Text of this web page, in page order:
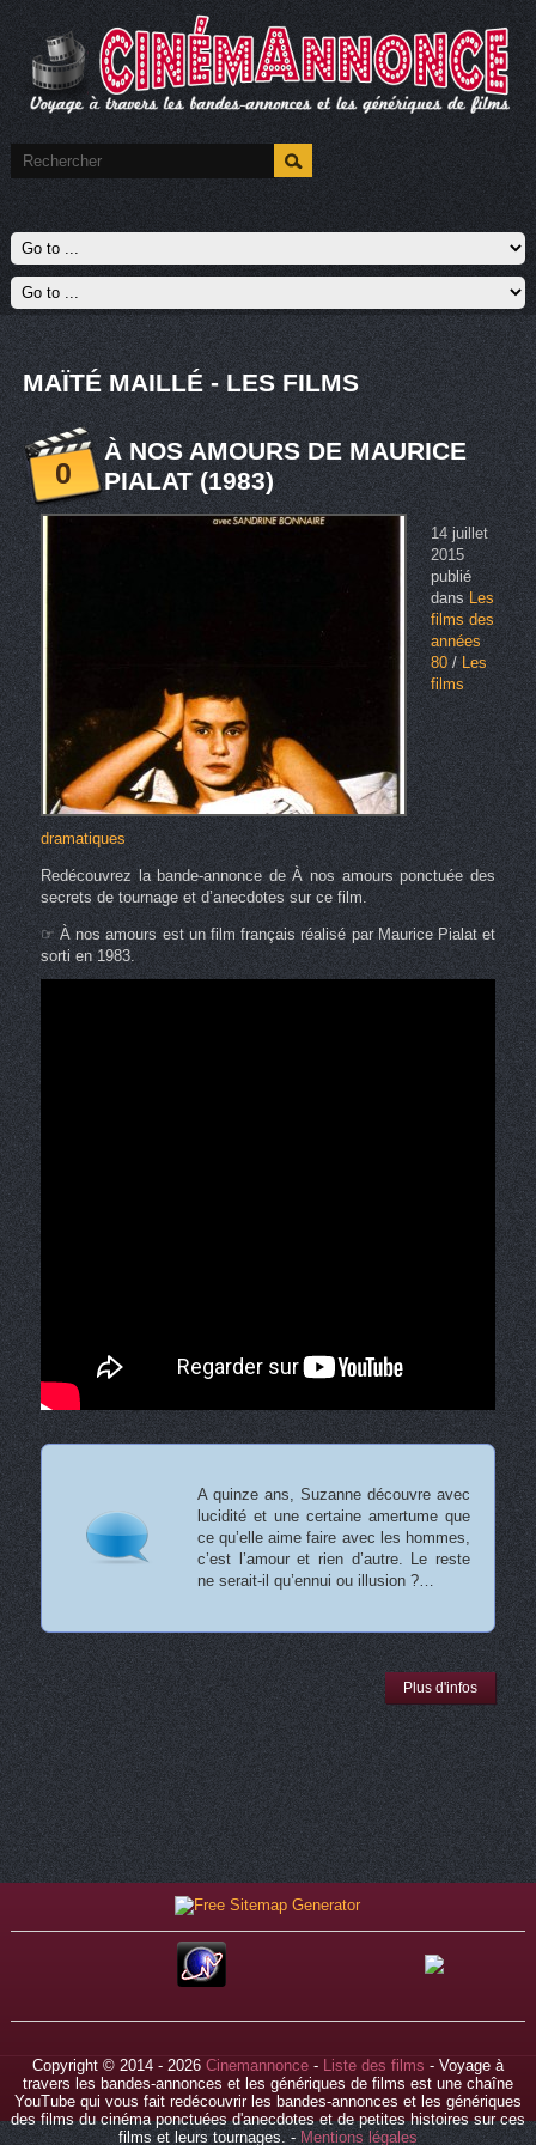
MAÏTÉ MAILLÉ - LES FILMS
0
À NOS AMOURS DE MAURICE
PIALAT (1983)
14 juillet
2015
publié
dansLes
films des
années
80/ Les
films
dramatiques
Redécouvrez la bande-annonce de À nos amours ponctuée des
secrets de tournage et d’anecdotes sur ce film.
☞ À nos amours est un film français réalisé par Maurice Pialat et
sorti en 1983.
A quinze ans, Suzanne découvre avec
lucidité et une certaine amertume que
ce qu’elle aime faire avec les hommes,
c’est l’amour et rien d’autre. Le reste
ne serait-il qu’ennui ou illusion ?…
Plus d'infos
Copyright © 2014 - 2026 Cinemannonce- Liste des films - Voyage à
travers les bandes-annonces et les génériques de films est une chaîne
YouTube qui vous fait redécouvrir les bandes-annonces et les génériques
des films du cinéma ponctuées d'anecdotes et de petites histoires sur ces
films et leurs tournages. -Mentions légales